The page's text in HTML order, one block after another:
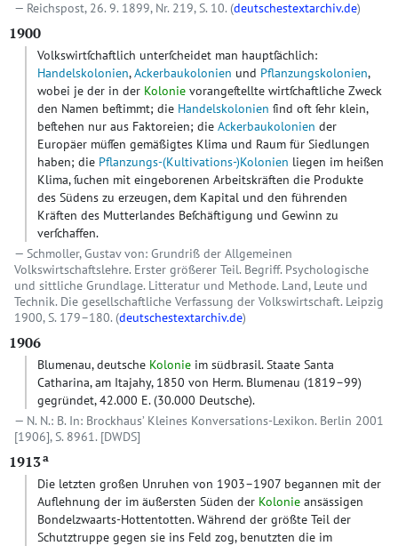
Reichspost, 26. 9. 1899, Nr. 219, S. 10. (deutschestextarchiv.de)
1900
Volkswirtſchaftlich unterſcheidet man hauptſächlich:
Handelskolonien,Ackerbaukolonien und Pflanzungskolonien,
wobei je der in der Kolonie vorangeſtellte wirtſchaftliche Zweck
den Namen beſtimmt; die Handelskolonien ſind oft ſehr klein,
beſtehen nur aus Faktoreien; die Ackerbaukolonien der
Europäer müſſen gemäßigtes Klima und Raum für Siedlungen
haben; die Pflanzungs-(Kultivations-)Kolonien liegen im heißen
Klima, ſuchen mit eingeborenen Arbeitskräften die Produkte
des Südens zu erzeugen, dem Kapital und den führenden
Kräften des Mutterlandes Beſchäftigung und Gewinn zu
verſchaffen.
Schmoller, Gustav von: Grundriß der Allgemeinen
Volkswirtschaftslehre. Erster größerer Teil. Begriff. Psychologische
und sittliche Grundlage. Litteratur und Methode. Land, Leute und
Technik. Die gesellschaftliche Verfassung der Volkswirtschaft. Leipzig
1900, S. 179–180. (deutschestextarchiv.de)
1906
Blumenau, deutsche Kolonie im südbrasil. Staate Santa
Catharina, am Itajahy, 1850 von Herm. Blumenau (1819–99)
gegründet, 42.000 E. (30.000 Deutsche).
N. N.: B. In: Brockhaus’ Kleines Konversations-Lexikon. Berlin 2001
[1906], S. 8961. [DWDS]
1913a
Die letzten großen Unruhen von 1903–1907 begannen mit der
Auflehnung der im äußersten Süden der Kolonie ansässigen
Bondelzwaarts-Hottentotten. Während der größte Teil der
Schutztruppe gegen sie ins Feld zog, benutzten die im